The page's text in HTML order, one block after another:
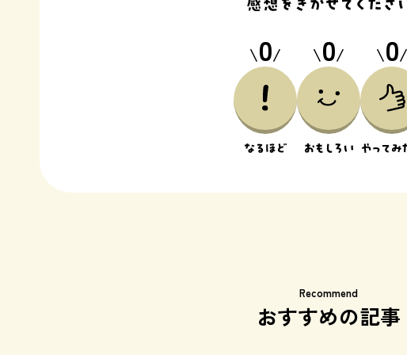
\0/ \0/ \0/
Recommend
おすすめの記事